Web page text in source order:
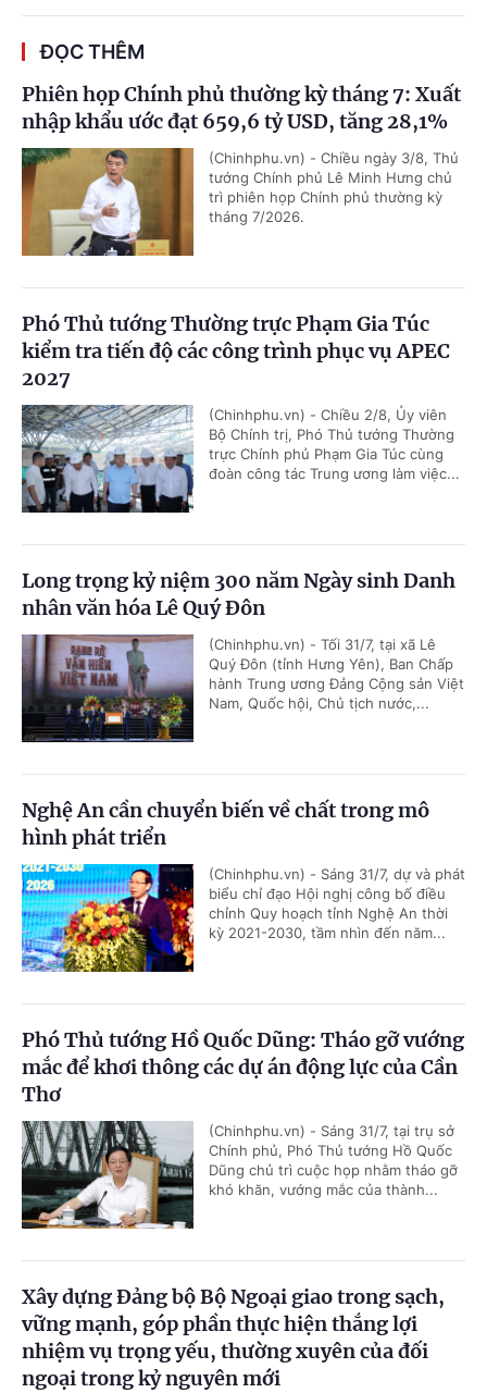
ĐỌC THÊM
Phiên họp Chính phủ thường kỳ tháng 7: Xuất
nhập khẩu ước đạt 659,6 tỷ USD, tăng 28,1%
(Chinhphu.vn) - Chiều ngày 3/8, Thủ
tướng Chính phủ Lê Minh Hưng chủ
trì phiên họp Chính phủ thường kỳ
tháng 7/2026.
Phó Thủ tướng Thường trực Phạm Gia Túc
kiểm tra tiến độ các công trình phục vụ APEC
2027
(Chinhphu.vn) - Chiều 2/8, Ủy viên
Bộ Chính trị, Phó Thủ tướng Thường
trực Chính phủ Phạm Gia Túc cùng
đoàn công tác Trung ương làm việc...
Long trọng kỷ niệm 300 năm Ngày sinh Danh
nhân văn hóa Lê Quý Đôn
(Chinhphu.vn) - Tối 31/7, tại xã Lê
Quý Đôn (tỉnh Hưng Yên), Ban Chấp
hành Trung ương Đảng Cộng sản Việt
Nam, Quốc hội, Chủ tịch nước,...
Nghệ An cần chuyển biến về chất trong mô
hình phát triển
(Chinhphu.vn) - Sáng 31/7, dự và phát
biểu chỉ đạo Hội nghị công bố điều
chỉnh Quy hoạch tỉnh Nghệ An thời
kỳ 2021-2030, tầm nhìn đến năm...
Phó Thủ tướng Hồ Quốc Dũng: Tháo gỡ vướng
mắc để khơi thông các dự án động lực của Cần
Thơ
(Chinhphu.vn) - Sáng 31/7, tại trụ sở
Chính phủ, Phó Thủ tướng Hồ Quốc
Dũng chủ trì cuộc họp nhằm tháo gỡ
khó khăn, vướng mắc của thành...
Xây dựng Đảng bộ Bộ Ngoại giao trong sạch,
vững mạnh, góp phần thực hiện thắng lợi
nhiệm vụ trọng yếu, thường xuyên của đối
ngoại trong kỷ nguyên mới